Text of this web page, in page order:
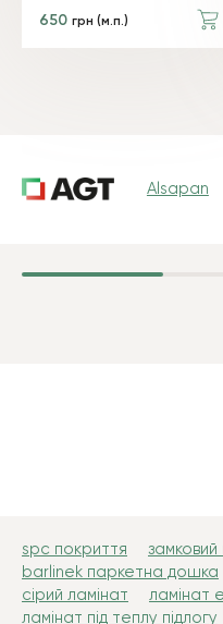
650 грн (м.п.)
Alsapan
spc покриття замковий
barlinek паркетна дошка
сірий ламінат
ламінат
ламінат під теплу підлогу